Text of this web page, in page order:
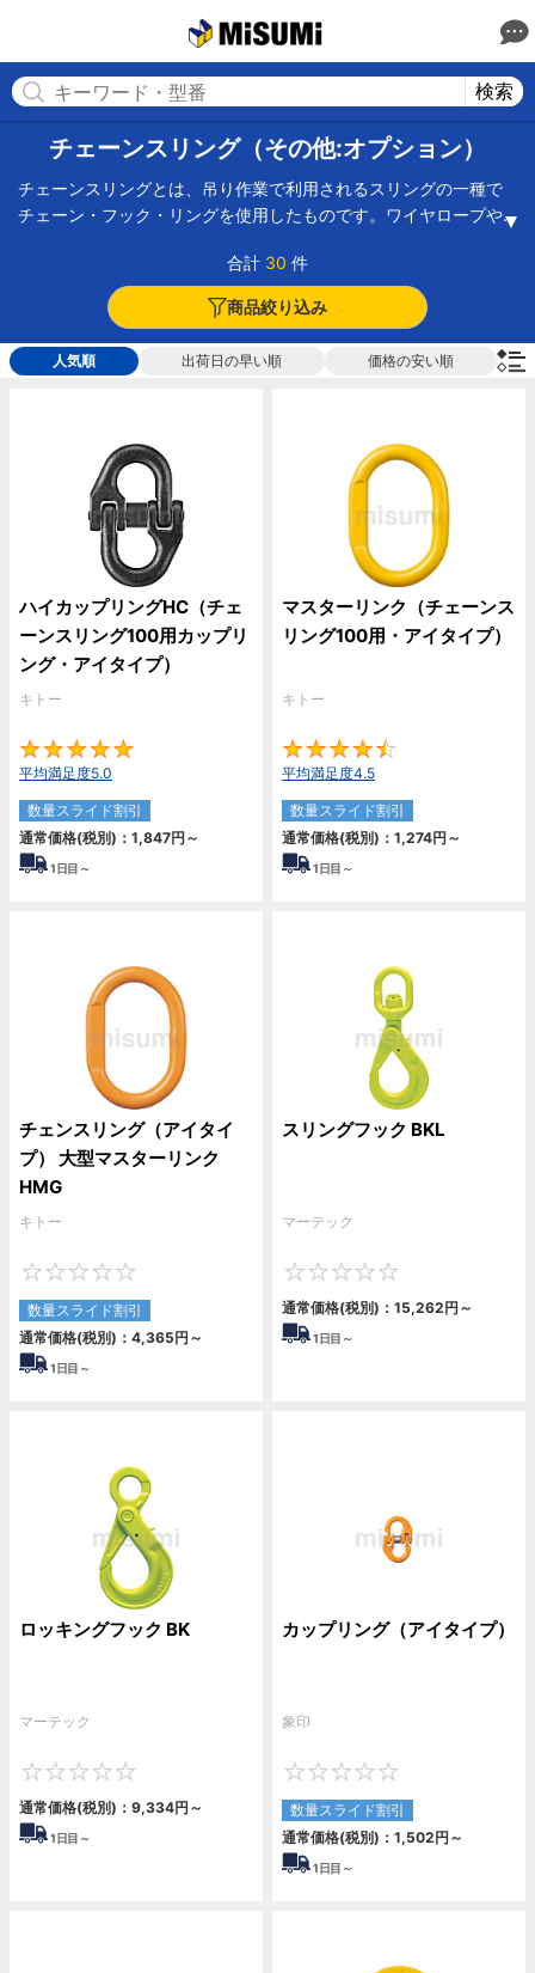
検索
チェーンスリング（その他:オプション）
チェーンスリングとは、吊り作業で利用されるスリングの一種で
チェーン・フック・リングを使用したものです。ワイヤロープや
しています。スリング部品の組み合わせの仕方によって、さまざ
まな吊り作業が可能です。1個のマスターリングにチェーンを1
本、または2本、4本と吊り下げられます。3本以上吊り下げる場合
はサブリンク付マスターリンクが荷重のバランスを持たせやすい
ため適しています。フックの種類もグリップラッチフック、スリ
イズ表面処理をしてさらに錆びにくくしたタイプもあります。ラ
ッチ部分がフックと一体化したタイプや外れ止め付きなど安全性
に留意したタイプも多数あります。
合計 30 件
商品絞り込み
人気順 出荷日の早い順 価格の安い順
ハイカップリングHC（チェ
ーンスリング100用カップリ
ング・アイタイプ）
キトー
平均満足度5.0
数量スライド割引
通常価格(税別)： 1,847円 ～
1日目～
マスターリンク（チェーンス
リング100用・アイタイプ）
キトー
平均満足度4.5
数量スライド割引
通常価格(税別)： 1,274円 ～
1日目～
チェンスリング（アイタイ
プ） 大型マスターリンク
HMG
キトー
数量スライド割引
通常価格(税別)： 4,365円 ～
1日目～
スリングフック BKL
マーテック
通常価格(税別)： 15,262円 ～
1日目～
ロッキングフック BK
マーテック
通常価格(税別)： 9,334円 ～
1日目～
カップリング（アイタイプ）
象印
数量スライド割引
通常価格(税別)： 1,502円 ～
1日目～